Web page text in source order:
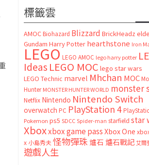
標籤雲
AMOC Biohazard Blizzard BrickHeadz
Gundam Harry Potter hearthstone Iron
LEGO LEGO AMOC lego harry potter
Ideas LEGO MOC lego star wars
LEGO Technic marvel Mhchan MOC
Hunter MONSTER HUNTER WORLD monster
Netflix Nintendo Nintendo Switch
overwatch PC PlayStation 4
Pokemon ps5 SDCC Spider-man starfield star
Xboxxbox game passXbox One
x 小島秀夫怪物彈珠 爐石 爐石戰記艾爾
遊戲人生